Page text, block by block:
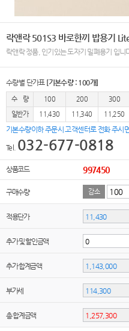
락앤락 501S3 바로한끼 밥용기
락앤락 정품, 인기있는 도자기 밀폐용기 입니
수량별 단가표 [기본수량 : 100개]
수 량 100 200 300
일반가
11,430 11,340 11,250
기본수량이하 주문시 고객센터로 전화 주시
Tel. 032-677-0818
상품코드 997450
구매수량 감소
적용단가
추가 및 할인금액
추가 합계금액
부가세
총 합계금액